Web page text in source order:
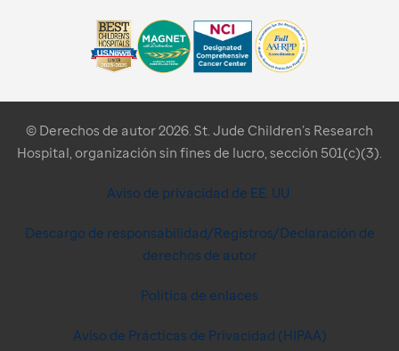
© Derechos de autor 2026. St. Jude Children’s Research
Hospital, organización sin fines de lucro, sección 501(c)(3).
Aviso de privacidad de EE. UU.
Descargo de responsabilidad/Registros/Declaración de
derechos de autor
Política de enlaces
Aviso de Prácticas de Privacidad (HIPAA)